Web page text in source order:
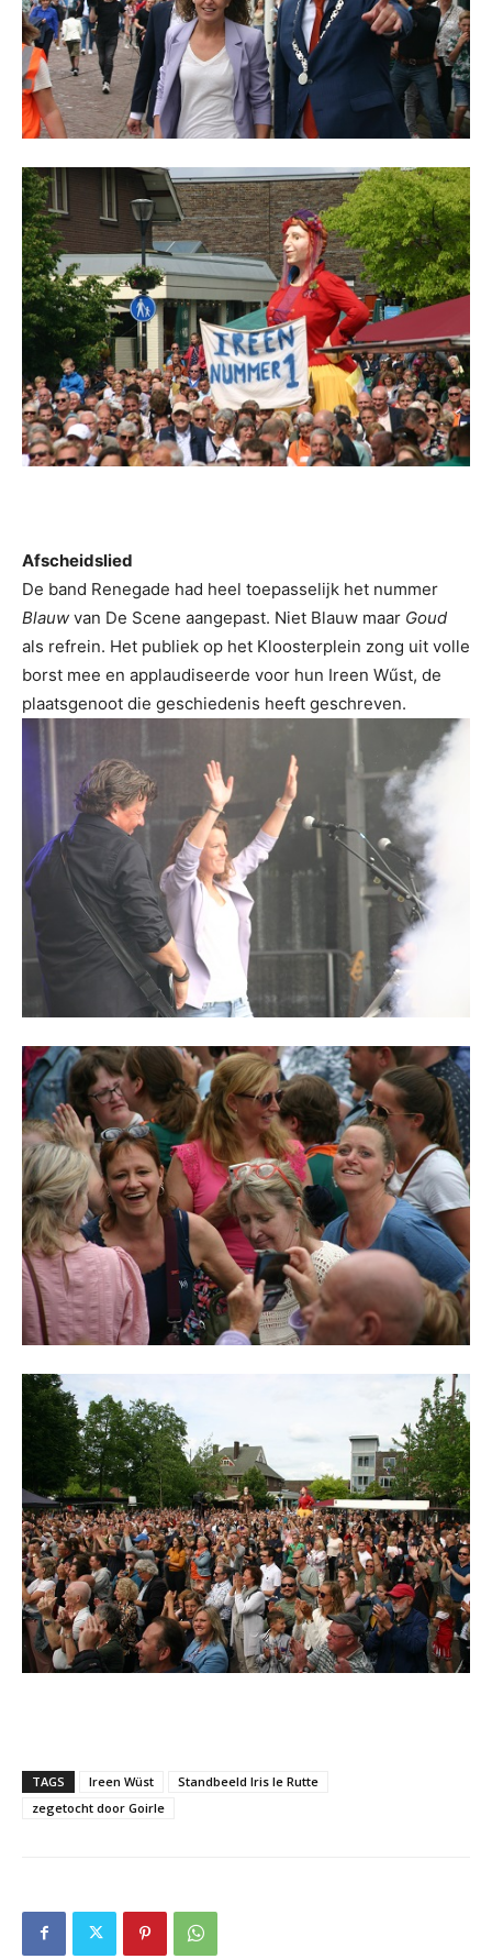
Afscheidslied
De band Renegade had heel toepasselijk het nummer
Blauw van De Scene aangepast. Niet Blauw maar Goud
als refrein. Het publiek op het Kloosterplein zong uit volle
borst mee en applaudiseerde voor hun Ireen Wűst, de
plaatsgenoot die geschiedenis heeft geschreven.
TAGS Ireen Wüst
Standbeeld Iris le Rutte
zegetocht door Goirle